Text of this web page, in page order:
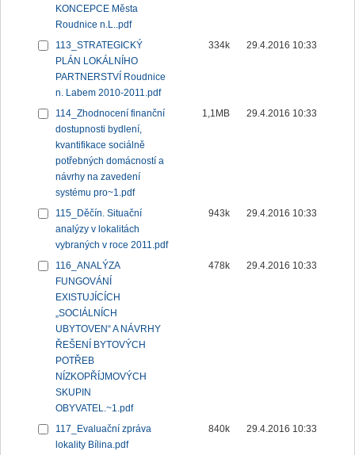
KONCEPCE Města
Roudnice n.L..pdf
113_STRATEGICKÝ
PLÁN LOKÁLNÍHO
PARTNERSTVÍ Roudnice
n. Labem 2010-2011.pdf
334k 29.4.2016 10:33
114_Zhodnocení finanční
dostupnosti bydlení,
kvantifikace sociálně
potřebných domácností a
návrhy na zavedení
systému pro~1.pdf
1,1MB 29.4.2016 10:33
115_Děčín. Situační
analýzy v lokalitách
vybraných v roce 2011.pdf
943k 29.4.2016 10:33
116_ANALÝZA
FUNGOVÁNÍ
EXISTUJÍCÍCH
„SOCIÁLNÍCH
UBYTOVEN“ A NÁVRHY
ŘEŠENÍ BYTOVÝCH
POTŘEB
NÍZKOPŘÍJMOVÝCH
SKUPIN
OBYVATEL.~1.pdf
478k 29.4.2016 10:33
117_Evaluační zpráva
lokality Bílina.pdf
840k 29.4.2016 10:33